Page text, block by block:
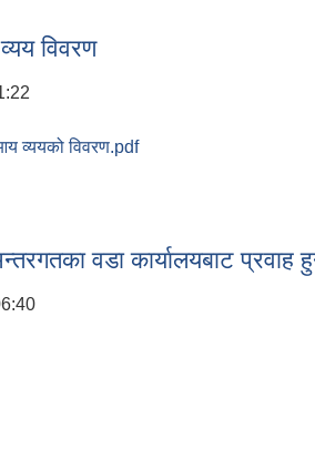
विवरण
व्ययको विवरण.pdf
वडा कार्यालयबाट प्रवाह